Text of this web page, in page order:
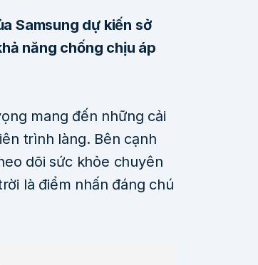
Samsung dự kiến sở
năng chống chịu áp
mang đến những cải
trình làng. Bên cạnh
dõi sức khỏe chuyên
là điểm nhấn đáng chú